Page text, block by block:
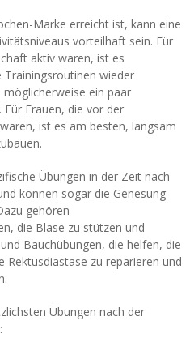
Marke erreicht ist, kann eine
vorteilhaft sein. Für
aktiv waren, ist es
Trainingsroutinen wieder
ein paar
Frauen, die vor der
ist es am besten, langsam
Übungen in der Zeit nach
können sogar die Genesung
gehören
die Blase zu stützen und
Bauchübungen, die helfen, die
Rektusdiastase zu reparieren und
Übungen nach der